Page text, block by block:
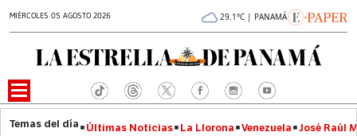
MIÉRCOLES 05 AGOSTO 2026 29.1°C | PANAMÁ
Últimas Noticias La Llorona Venezuela José Raúl